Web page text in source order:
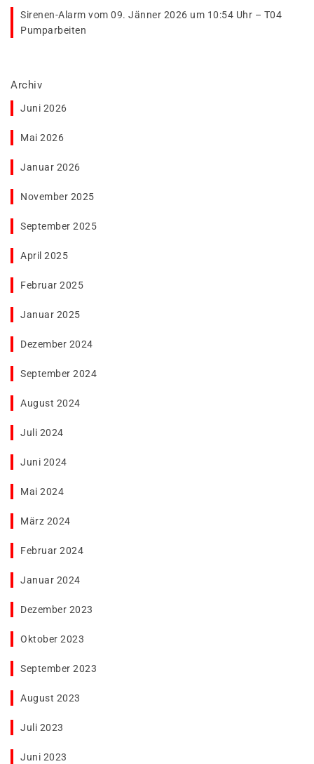
Sirenen-Alarm vom 09. Jänner 2026 um 10:54 Uhr – T04
Pumparbeiten
Archiv
Juni 2026
Mai 2026
Januar 2026
November 2025
September 2025
April 2025
Februar 2025
Januar 2025
Dezember 2024
September 2024
August 2024
Juli 2024
Juni 2024
Mai 2024
März 2024
Februar 2024
Januar 2024
Dezember 2023
Oktober 2023
September 2023
August 2023
Juli 2023
Juni 2023